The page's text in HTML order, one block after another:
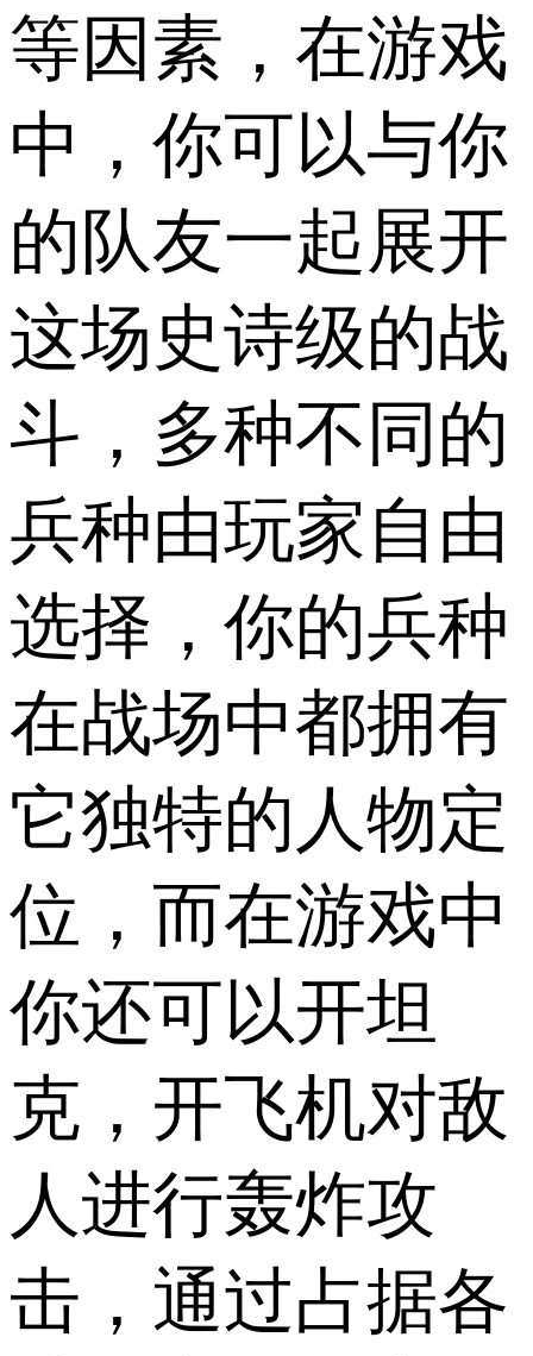
等因素，在游戏
中，你可以与你
的队友一起展开
这场史诗级的战
斗，多种不同的
兵种由玩家自由
选择，你的兵种
在战场中都拥有
它独特的人物定
位，而在游戏中
你还可以开坦
克，开飞机对敌
人进行轰炸攻
击，通过占据各